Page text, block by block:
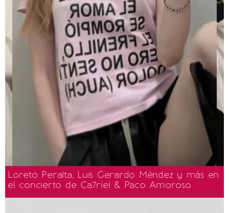
Loreto Peralta, Luis Gerardo Méndez y más en
el concierto de Ca7riel & Paco Amoroso